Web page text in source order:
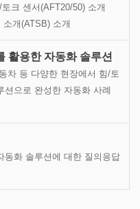
크 센서(AFT20/50) 소개
개(ATSB) 소개
활용한 자동화 솔루션
차 등 다양한 현장에서 힘/토
션으로 완성한 자동화 사례
동화 솔루션에 대한 질의응답